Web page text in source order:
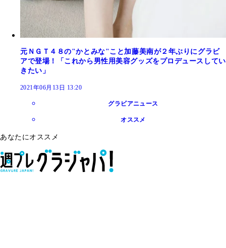
元ＮＧＴ４８の"かとみな"こと加藤美南が２年ぶりにグラビ
アで登場！「これから男性用美容グッズをプロデュースしてい
きたい」
2021年06月13日 13:20
グラビアニュース
オススメ
あなたにオススメ